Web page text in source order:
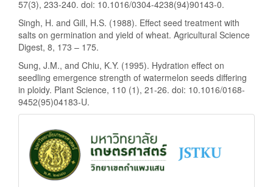
57(3), 233-240. doi: 10.1016/0304-4238(94)90143-0.
Singh, H. and Gill, H.S. (1988). Effect seed treatment with
salts on germination and yield of wheat. Agricultural Science
Digest, 8, 173 – 175.
Sung, J.M., and Chiu, K.Y. (1995). Hydration effect on
seedling emergence strength of watermelon seeds differing
in ploidy. Plant Science, 110 (1), 21-26. doi: 10.1016/0168-
9452(95)04183-U.
status